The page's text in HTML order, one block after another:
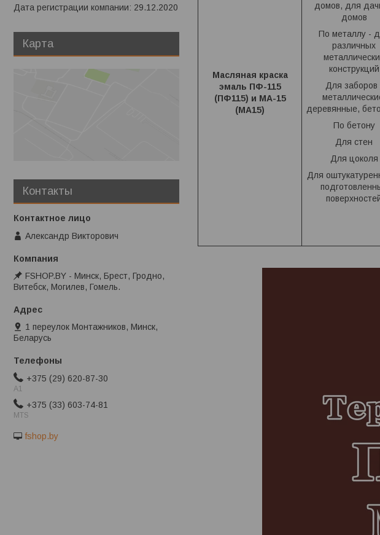
Масляная краска
эмаль ПФ-115
(ПФ115) и МА-15
(МА15)
домов, для
домов
По металлу -
различных
конструкций
Для заборов
деревянные,
По бетону
Для стен
Для цоколя
Для
Дата регистрации компании: 29.12.2020
Карта
Контакты
Александр Викторович
FSHOP.BY - Минск, Брест, Гродно,
Витебск, Могилев, Гомель.
1 переулок Монтажников, Минск,
Беларусь
+375 (29) 620-87-30
A1
+375 (33) 603-74-81
MTS
fshop.by